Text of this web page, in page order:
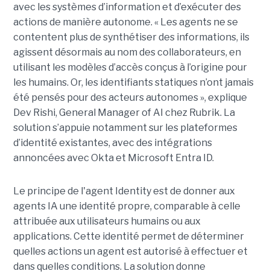
avec les systèmes d’information et d’exécuter des
actions de manière autonome. « Les agents ne se
contentent plus de synthétiser des informations, ils
agissent désormais au nom des collaborateurs, en
utilisant les modèles d’accès conçus à l’origine pour
les humains. Or, les identifiants statiques n’ont jamais
été pensés pour des acteurs autonomes », explique
Dev Rishi, General Manager of AI chez Rubrik. La
solution s’appuie notamment sur les plateformes
d’identité existantes, avec des intégrations
annoncées avec Okta et Microsoft Entra ID.
Le principe de l'agent Identity est de donner aux
agents IA une identité propre, comparable à celle
attribuée aux utilisateurs humains ou aux
applications. Cette identité permet de déterminer
quelles actions un agent est autorisé à effectuer et
dans quelles conditions. La solution donne